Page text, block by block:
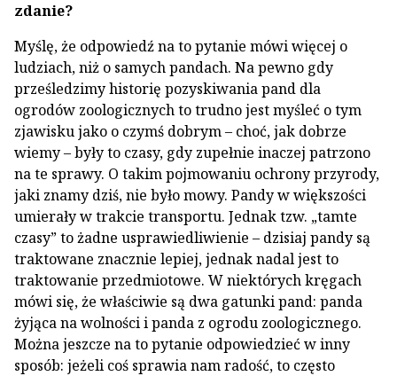
zdanie?
Myślę, że odpowiedź na to pytanie mówi więcej o
ludziach, niż o samych pandach. Na pewno gdy
prześledzimy historię pozyskiwania pand dla
ogrodów zoologicznych to trudno jest myśleć o tym
zjawisku jako o czymś dobrym – choć, jak dobrze
wiemy – były to czasy, gdy zupełnie inaczej patrzono
na te sprawy. O takim pojmowaniu ochrony przyrody,
jaki znamy dziś, nie było mowy. Pandy w większości
umierały w trakcie transportu. Jednak tzw. „tamte
czasy” to żadne usprawiedliwienie – dzisiaj pandy są
traktowane znacznie lepiej, jednak nadal jest to
traktowanie przedmiotowe. W niektórych kręgach
mówi się, że właściwie są dwa gatunki pand: panda
żyjąca na wolności i panda z ogrodu zoologicznego.
Można jeszcze na to pytanie odpowiedzieć w inny
sposób: jeżeli coś sprawia nam radość, to często